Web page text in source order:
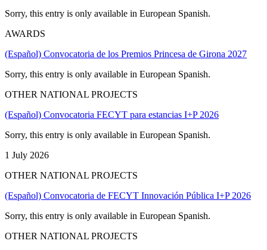
Sorry, this entry is only available in European Spanish.
AWARDS
(Español) Convocatoria de los Premios Princesa de Girona 2027
Sorry, this entry is only available in European Spanish.
OTHER NATIONAL PROJECTS
(Español) Convocatoria FECYT para estancias I+P 2026
Sorry, this entry is only available in European Spanish.
1 July 2026
OTHER NATIONAL PROJECTS
(Español) Convocatoria de FECYT Innovación Pública I+P 2026
Sorry, this entry is only available in European Spanish.
OTHER NATIONAL PROJECTS